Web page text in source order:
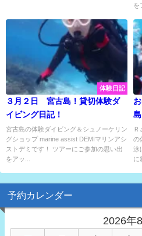
を
体験日記
３月２日 宮古島！貸切体験ダ
イビング日記！
宮古島の体験ダイビング＆シュノーケリン
グショップ marine assist DEMIマリンアシ
ストデミです！ ツアーにご参加の思い出
をアッ...
の
泳
に
予約カレンダー
2026年